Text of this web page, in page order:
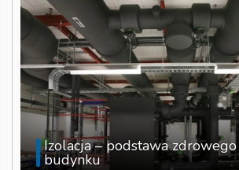
Izolacja – podstawa
budynku